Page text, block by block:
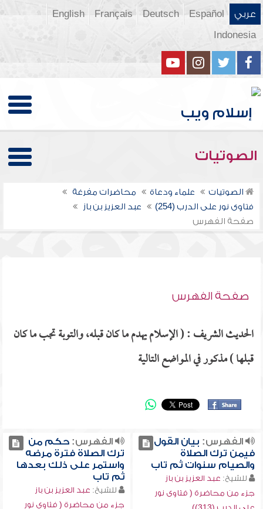
عربي Español
Deutsch
Français
English
Indonesia
الصوتيات
الصوتيات علماء ودعاة
محاضرات مفرغة
فتاوى نور على الدرب (254)
عبد العزيز بن باز
صفحة الفهرس
صفحة الفهرس
الحديث الشريف : ( الإسلام يهدم ما كان قبله، والتوبة تجب ما كان
قبلها ) مذكور في المواضع التالية
الفهرس: بيان القول
فيمن ترك الصلاة
والصيام سنوات ثم تاب
للشيخ: عبد العزيز بن باز
جزء من محاضرة ( فتاوى نور
الفهرس:حكم من
ترك الصلاة فترة مرضه
واستمر على ذلك بعدها
ثم تاب
للشيخ: عبد العزيز بن باز
جزء من محاضرة ( فتاوى نور